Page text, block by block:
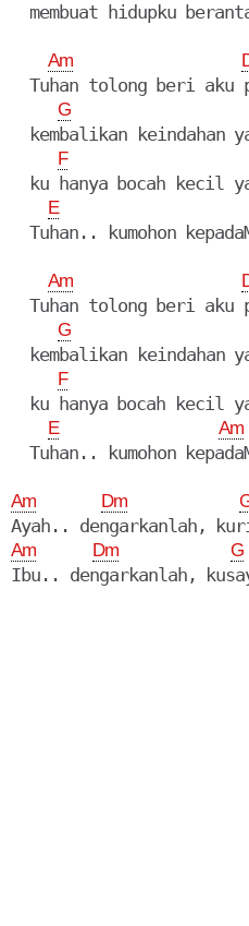
membuat hidupku
Am
Tuhan tolong beri aku
G
kembalikan keindahan
F
ku hanya bocah kecil
E
Tuhan.. kumohon
Am
Tuhan tolong beri aku
G
kembalikan keindahan
F
ku hanya bocah kecil
E Am
Tuhan.. kumohon
Am Dm
Am Dm G